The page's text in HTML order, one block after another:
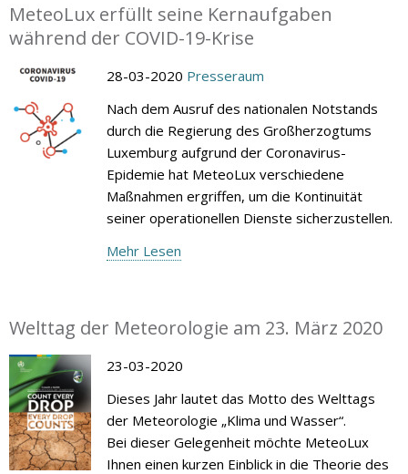
MeteoLux erfüllt seine Kernaufgaben
während der COVID-19-Krise
28-03-2020 Presseraum
Nach dem Ausruf des nationalen Notstands
durch die Regierung des Großherzogtums
Luxemburg aufgrund der Coronavirus-
Epidemie hat MeteoLux verschiedene
Maßnahmen ergriffen, um die Kontinuität
seiner operationellen Dienste sicherzustellen.
Mehr Lesen
Welttag der Meteorologie am 23. März 2020
23-03-2020
Dieses Jahr lautet das Motto des Welttags
der Meteorologie „Klima und Wasser“.
Bei dieser Gelegenheit möchte MeteoLux
Ihnen einen kurzen Einblick in die Theorie des